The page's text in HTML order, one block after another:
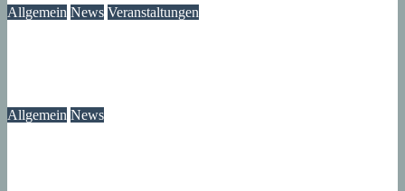
Allgemein News Veranstaltungen
Allgemein News